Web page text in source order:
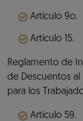
Artículo 9o.
Artículo 15.
Reglamento de
de Descuentos
para los
Artículo 59.